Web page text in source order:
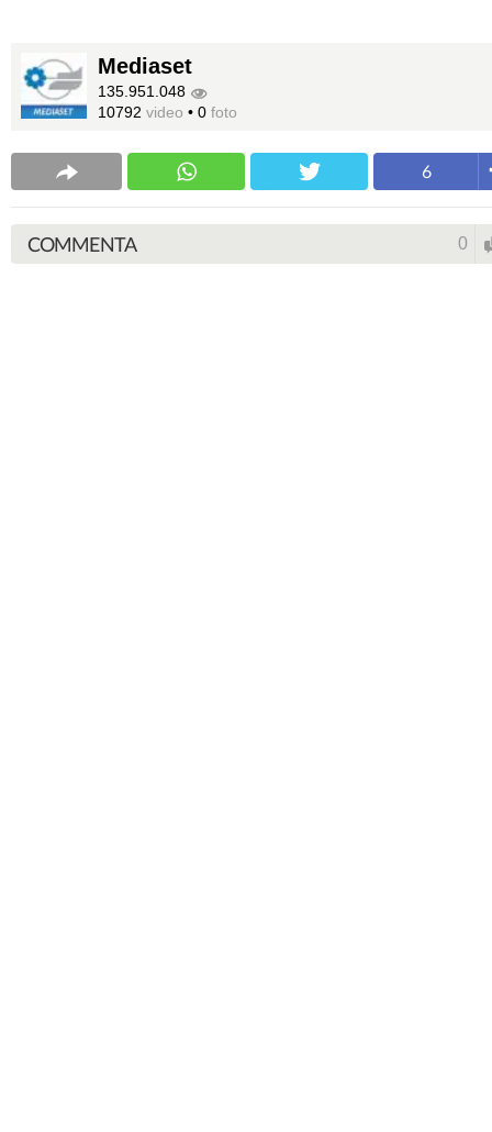
Mediaset
135.951.048
10792 video • 0 foto
6
COMMENTA 0